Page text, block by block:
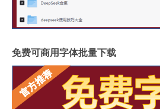
免费可商用字体批量下载